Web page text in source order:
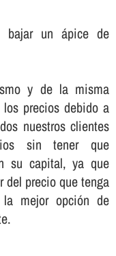
bajar un ápice de
y de la misma
precios debido a
nuestros clientes
sin tener que
su capital, ya que
del precio que tenga
mejor opción de